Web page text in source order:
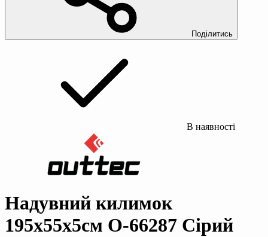
Поділитись
В наявності
Надувний килимок
195х55х5см O-66287 Сірий